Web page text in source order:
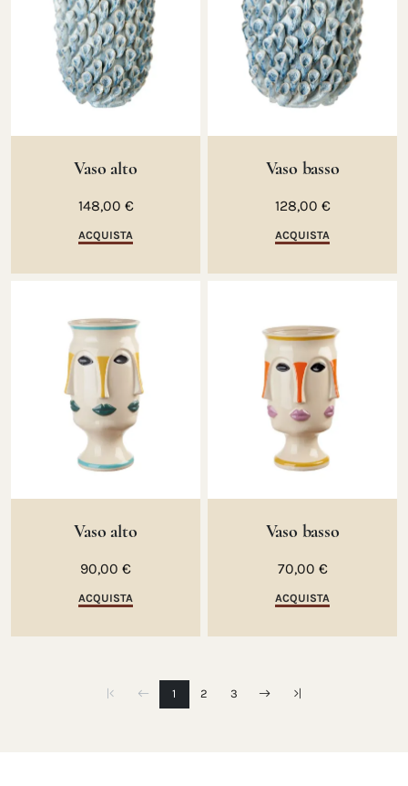
Vaso alto
148,00 €
ACQUISTA
Vaso basso
128,00 €
ACQUISTA
Vaso alto
90,00 €
ACQUISTA
Vaso basso
70,00 €
ACQUISTA
1 2 3